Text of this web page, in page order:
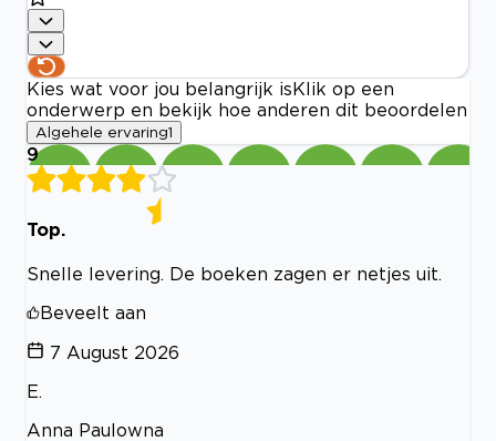
Kies wat voor jou belangrijk is Klik op een
onderwerp en bekijk hoe anderen dit beoordelen
Algehele ervaring1
9
Top.
Snelle levering. De boeken zagen er netjes uit.
Beveelt aan
7 August 2026
E.
Anna Paulowna